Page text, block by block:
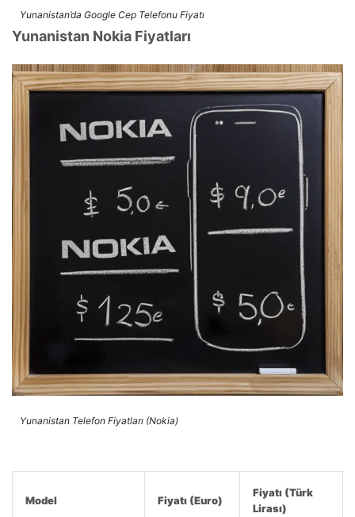
Yunanistan’da Google Cep Telefonu Fiyatı
Yunanistan Nokia Fiyatları
Yunanistan Telefon Fiyatları (Nokia)
Model Fiyatı (Euro)
Fiyatı (Türk
Lirası)